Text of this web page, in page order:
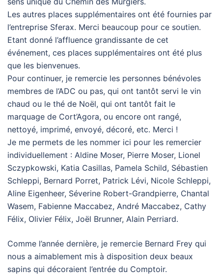
Les autres places supplémentaires ont été fournies par
l’entreprise Sferax. Merci beaucoup pour ce soutien.
Etant donné l’affluence grandissante de cet
événement, ces places supplémentaires ont été plus
que les bienvenues.
Pour continuer, je remercie les personnes bénévoles
membres de l’ADC ou pas, qui ont tantôt servi le vin
chaud ou le thé de Noël, qui ont tantôt fait le
marquage de Cort’Agora, ou encore ont rangé,
nettoyé, imprimé, envoyé, décoré, etc. Merci !
Je me permets de les nommer ici pour les remercier
individuellement : Aldine Moser, Pierre Moser, Lionel
Sczypkowski, Katia Casillas, Pamela Schild, Sébastien
Schleppi, Bernard Porret, Patrick Lévi, Nicole Schleppi,
Aline Eigenheer, Séverine Robert-Grandpierre, Chantal
Wasem, Fabienne Maccabez, André Maccabez, Cathy
Félix, Olivier Félix, Joël Brunner, Alain Perriard.
Comme l’année dernière, je remercie Bernard Frey qui
nous a aimablement mis à disposition deux beaux
sapins qui décoraient l’entrée du Comptoir.